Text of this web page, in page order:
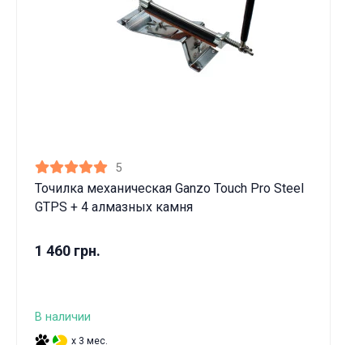
5
Точилка механическая Ganzo Touch Pro Steel
GTPS + 4 алмазных камня
1 460 грн.
В наличии
x 3 мес.